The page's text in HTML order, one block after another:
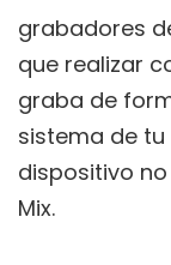
grabadores
que realizar
graba de
sistema de
dispositivo
Mix.